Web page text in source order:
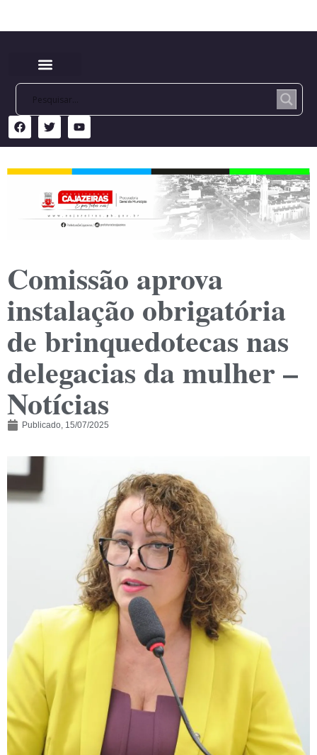
Comissão aprova
instalação obrigatória
de brinquedotecas nas
delegacias da mulher –
Notícias
Publicado, 15/07/2025